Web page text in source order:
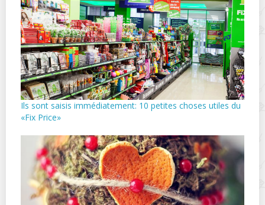
Ils sont saisis immédiatement: 10 petites choses utiles du
«Fix Price»